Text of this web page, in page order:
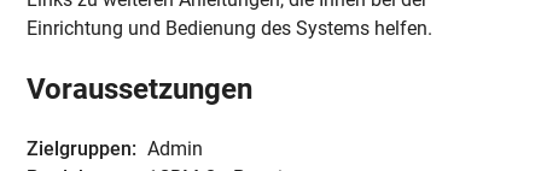
Einrichtung und Bedienung des Systems helfen.
Voraussetzungen
Zielgruppen: Admin